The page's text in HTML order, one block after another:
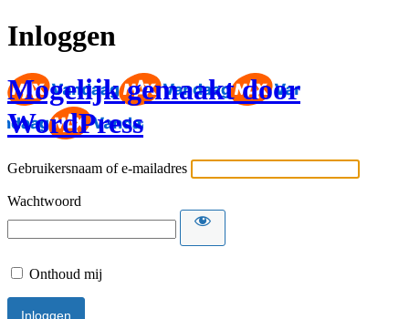
Inloggen
Mogelijk gemaakt door
WordPress
Gebruikersnaam of e-mailadres
Wachtwoord
Onthoud mij